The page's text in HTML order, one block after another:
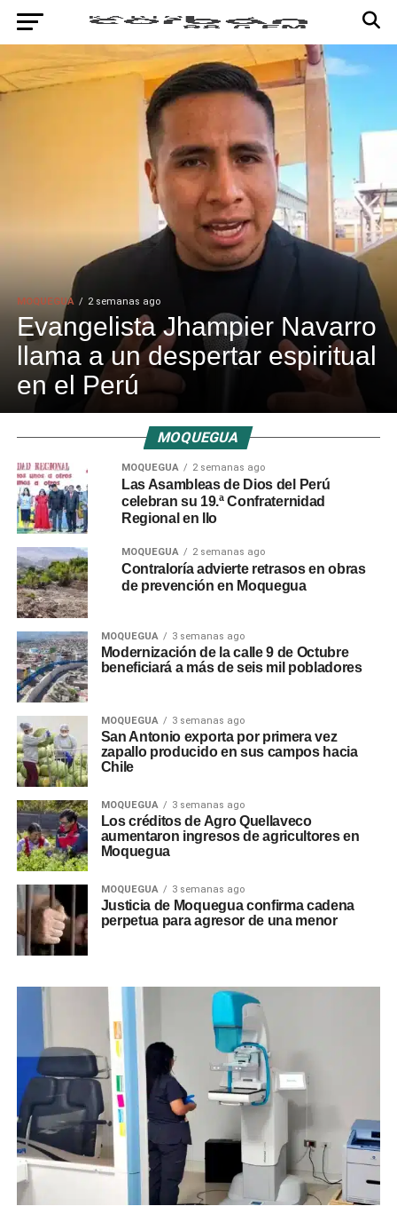
MOQUEGUA 2 semanas ago
Evangelista Jhampier Navarro
llama a un despertar espiritual
en el Perú
MOQUEGUA
MOQUEGUA 2 semanas ago
Las Asambleas de Dios del Perú
celebran su 19.ª Confraternidad
Regional en Ilo
MOQUEGUA 2 semanas ago
Contraloría advierte retrasos en obras
de prevención en Moquegua
MOQUEGUA 3 semanas ago
Modernización de la calle 9 de Octubre
beneficiará a más de seis mil pobladores
MOQUEGUA 3 semanas ago
San Antonio exporta por primera vez
zapallo producido en sus campos hacia
Chile
MOQUEGUA 3 semanas ago
Los créditos de Agro Quellaveco
aumentaron ingresos de agricultores en
Moquegua
MOQUEGUA 3 semanas ago
Justicia de Moquegua confirma cadena
perpetua para agresor de una menor